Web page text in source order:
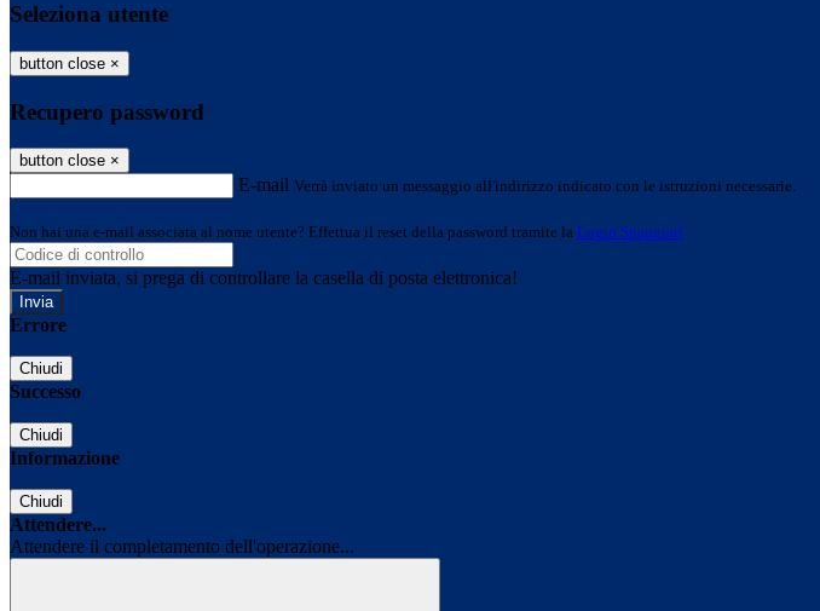
Seleziona utente
button close ×
Recupero password
button close ×
E-mail Verrà inviato un messaggio all'indirizzo indicato con le istruzioni necessarie.
Non hai una e-mail associata al nome utente? Effettua il reset della password tramite la Login Spaggiari
E-mail inviata, si prega di controllare la casella di posta elettronica!
Errore
Chiudi
Successo
Chiudi
Informazione
Chiudi
Attendere...
Attendere il completamento dell'operazione...